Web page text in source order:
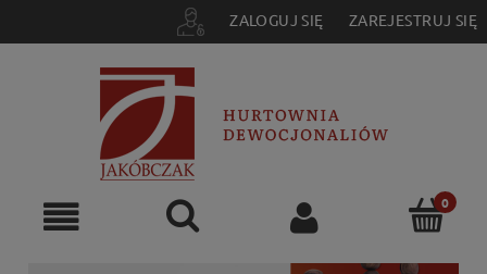
ZALOGUJ SIĘ ZAREJESTRUJ SIĘ